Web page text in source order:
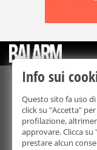
La riproduzione
forma,
Balarm.it è una
Tribunale
Info sui
Questo sito fa uso
click su "Accetta"
profilazione,
approvare. Clicca
prestare alcun